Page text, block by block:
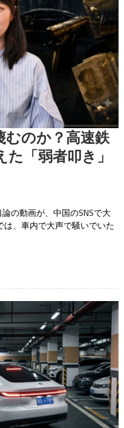
むのか？高速鉄
「弱者叩き」
の動画が、中国のSNSで大
、車内で大声で騒いでいた